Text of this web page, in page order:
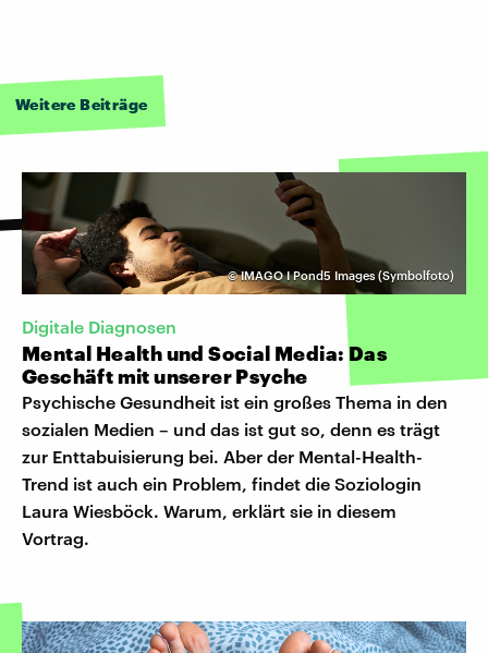
Weitere Beiträge
©IMAGO I Pond5 Images (Symbolfoto)
Digitale Diagnosen
Mental Health und Social Media: Das
Geschäft mit unserer Psyche
Psychische Gesundheit ist ein großes Thema in den
sozialen Medien – und das ist gut so, denn es trägt
zur Enttabuisierung bei. Aber der Mental-Health-
Trend ist auch ein Problem, findet die Soziologin
Laura Wiesböck. Warum, erklärt sie in diesem
Vortrag.